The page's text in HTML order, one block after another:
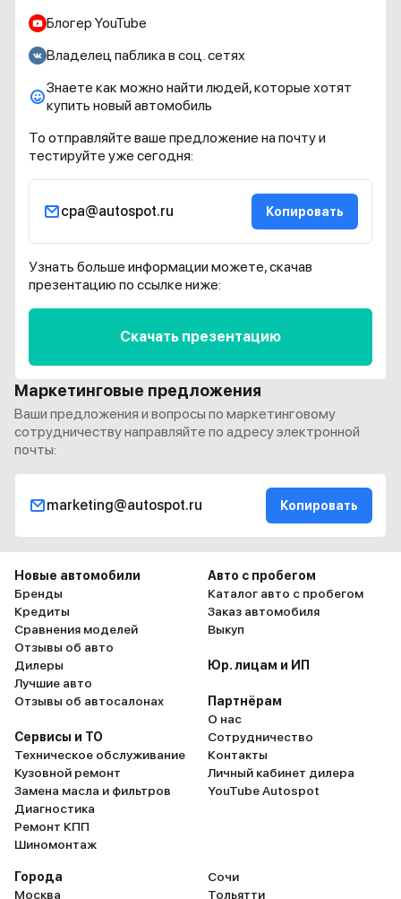
Блогер YouTube
Владелец паблика в соц. сетях
Знаете как можно найти людей, которые хотят
купить новый автомобиль
То отправляйте ваше предложение на почту и
тестируйте уже сегодня:
cpa@autospot.ru Копировать
Узнать больше информации можете, скачав
презентацию по ссылке ниже:
Скачать презентацию
Маркетинговые предложения
Ваши предложения и вопросы по маркетинговому
сотрудничеству направляйте по адресу электронной
почты:
marketing@autospot.ru Копировать
Новые автомобили
Бренды
Кредиты
Сравнения моделей
Отзывы об авто
Дилеры
Лучшие авто
Отзывы об автосалонах
Сервисы и ТО
Техническое обслуживание
Кузовной ремонт
Замена масла и фильтров
Диагностика
Ремонт КПП
Шиномонтаж
Авто с пробегом
Каталог авто с пробегом
Заказ автомобиля
Выкуп
Юр. лицам и ИП
Партнёрам
О нас
Сотрудничество
Контакты
Личный кабинет дилера
YouTube Autospot
Города
Москва
Сочи
Тольятти